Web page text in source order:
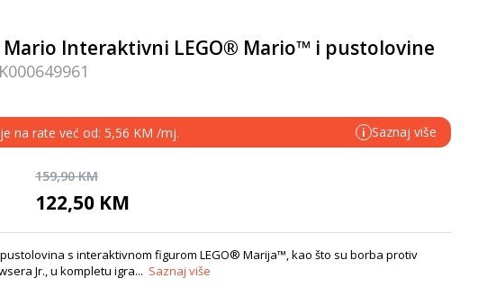
Mario Interaktivni LEGO® Mario™ i pustolovine
na rate već od: 5,56 KM /mj. i Saznaj više
159,90 KM
122,50 KM
s interaktivnom figurom LEGO® Marija™, kao što su borba protiv
Jr., u kompletu igra... Saznaj više